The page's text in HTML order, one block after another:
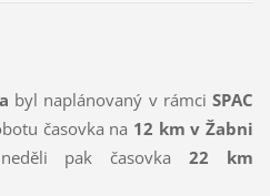
byl naplánovaný v rámciSPAC
časovka na 12 km v Žabni
pak časovka22 km